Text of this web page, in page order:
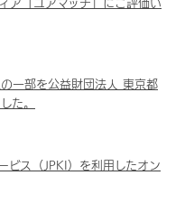
ア「ユアマッチ」にご評価い
一部を公益財団法人 東京都
た。
ビス（JPKI）を利用したオン